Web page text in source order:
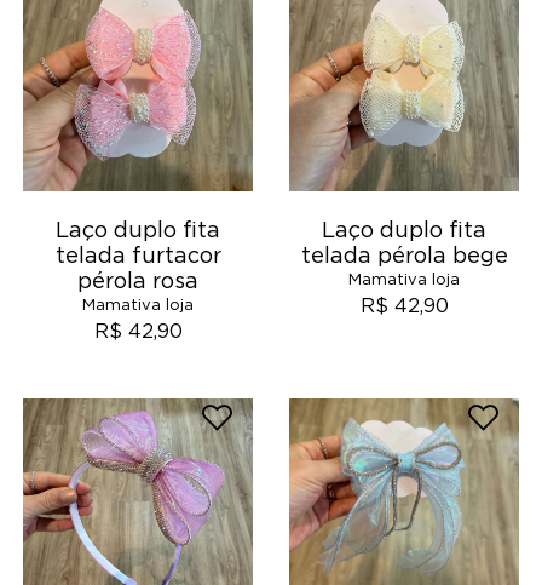
Laço duplo fita
telada furtacor
pérola rosa
Mamativa loja
R$ 42,90
Laço duplo fita
telada pérola bege
Mamativa loja
R$ 42,90